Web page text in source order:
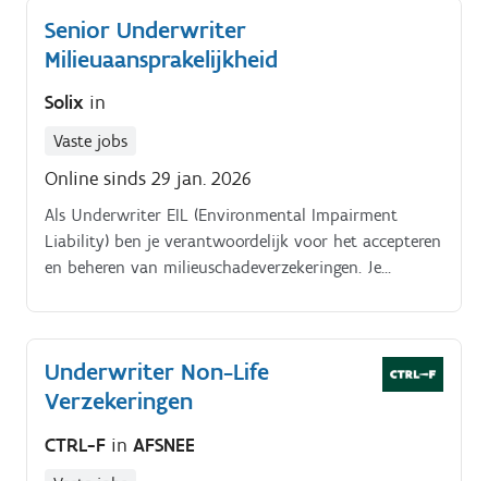
Senior Underwriter
Milieuaansprakelijkheid
Solix in
Vaste jobs
Online sinds 29 jan. 2026
Als Underwriter EIL (Environmental Impairment
Liability) ben je verantwoordelijk voor het accepteren
en beheren van milieuschadeverzekeringen. Je
Underwriter Non-Life
Verzekeringen
CTRL-F in AFSNEE